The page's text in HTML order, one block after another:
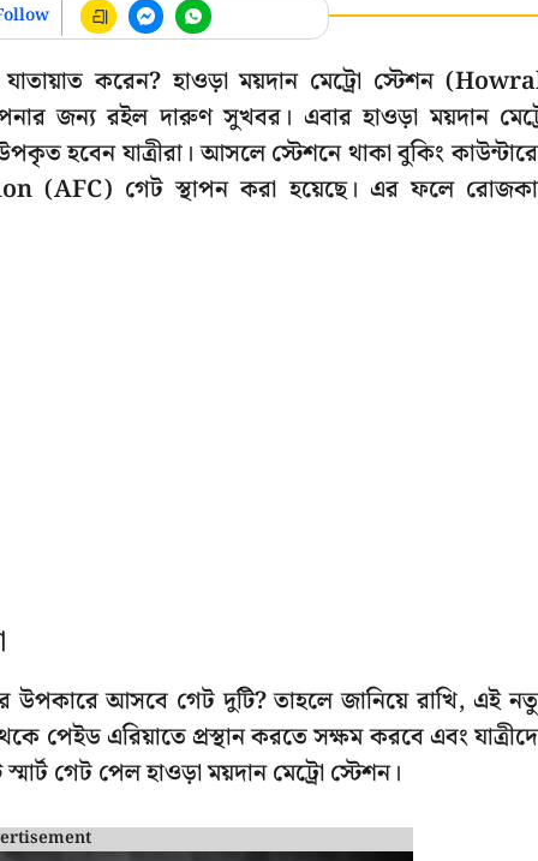
করেন? হাওড়া ময়দান মেট্রো স্টেশন
জন্য রইল দারুণ সুখবর। এবার হাওড়া ময়দান
হবেন যাত্রীরা। আসলে স্টেশনে থাকা বুকিং
(AFC) গেট স্থাপন করা হয়েছে। এর ফলে
উপকারে আসবে গেট দুটি? তাহলে জানিয়ে রাখি, এই
পেইড এরিয়াতে প্রস্থান করতে সক্ষম করবে এবং
গেট পেল হাওড়া ময়দান মেট্রো স্টেশন।